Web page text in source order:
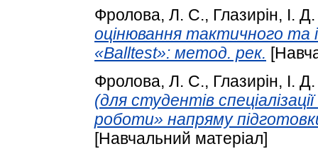
Фролова, Л. С., Глазирін, І. Д.
оцінювання тактичного та
«Balltest»: метод. рек.
Фролова, Л. С., Глазирін, І. Д.
(для студентів
роботи» напряму
[Навчальний матеріал]